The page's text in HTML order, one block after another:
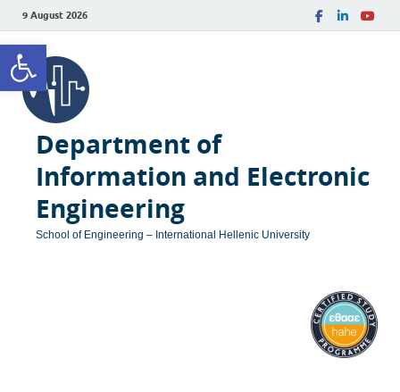
Open toolbar
9 August 2026
Department of
Information and Electronic
Engineering
School of Engineering – International Hellenic University